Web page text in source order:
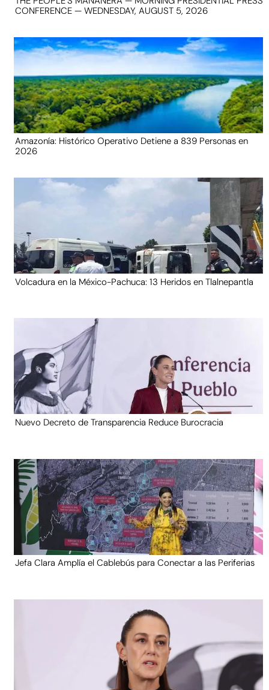
CONFERENCE — WEDNESDAY, AUGUST 5, 2026
Amazonía: Histórico Operativo Detiene a 839 Personas en
2026
Volcadura en la México-Pachuca: 13 Heridos en Tlalnepantla
Nuevo Decreto de Transparencia Reduce Burocracia
Jefa Clara Amplía el Cablebús para Conectar a las Periferias